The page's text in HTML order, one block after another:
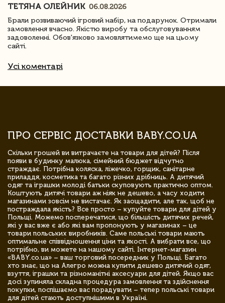
ТЕТЯНА ОЛЕЙНИК 06.08.2026
Брали розвиваючий ігровий набір, на подарунок. Отримали
замовлення вчасно. Якістю виробу та обслуговуванням
задоволенні. Обов'язково замовлятимемо ще на цьому
сайті.
Усі коментарі
ПРО СЕРВІС ДОСТАВКИ BABY.CO.UA
Скільки грошей ви витрачаєте на товари для дітей? Після
появи в будинку малюка, сімейний бюджет відчутно
страждає. Потрібна коляска, ліжечко, горщик, санітарне
приладдя, косметика та багато різних дрібниць. А дитячий
одяг та іграшки молоді батьки скуповують практично оптом.
Коштують дитячі товари аж ніяк не дешево, а часу ходити
магазинами зовсім не вистачає. Як заощадити, але так, щоб не
постраждала якість? Все просто – купуйте товари для дітей у
Польщі. Можемо посперечатися, що більшість дитячих речей,
які у вас вже є або які вам пропонують у магазинах – це
товари польських виробників. Саме польські товари мають
оптимальне співвідношення ціни та якості. А вибрати все, що
потрібно, ви можете на нашому сайті. Інтернет-магазин
«BABY.co.ua» – ваш торговий посередник у Польщі. Багато
хто знає, що на Алегро можна купити дешево дитячий одяг,
взуття, іграшки та різноманітні аксесуари для дітей. Якщо вас
досі зупиняла складна процедура замовлення та здійснення
покупки, поспішаємо вас порадувати – тепер польські товари
для дітей стають доступнішими в Україні.